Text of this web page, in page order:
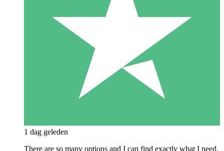
1 dag geleden
There are so many options and I can find exactly what I need.